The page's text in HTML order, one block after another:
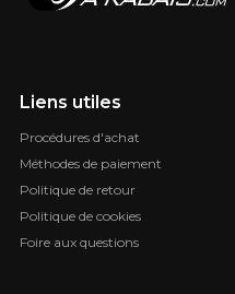
Liens utiles
Procédures d'achat
Méthodes de paiement
Politique de retour
Politique de cookies
Foire aux questions